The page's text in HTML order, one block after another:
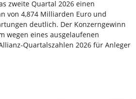
zweite Quartal 2026 einen
von 4,874 Milliarden Euro und
deutlich. Der Konzerngewinn
wegen eines ausgelaufenen
Quartalszahlen 2026 für Anleger